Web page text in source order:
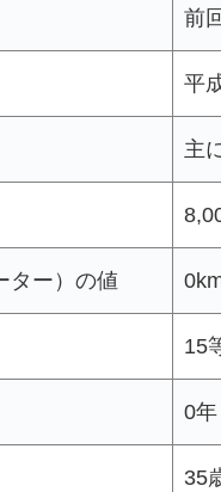
前
平
主
ター）の値
15
0年
35